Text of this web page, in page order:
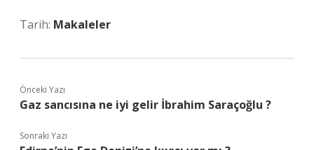
Tarih: Makaleler
Önceki Yazı
Gaz sancısına ne iyi gelir İbrahim Saraçoğlu ?
Sonraki Yazı